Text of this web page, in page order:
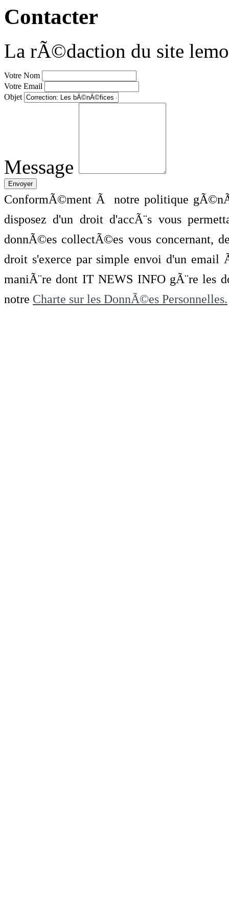
Contacter
La rÃ©daction du site
Votre Nom
Votre Email
Objet
Message
ConformÃ©ment Ã notre politique
disposez d'un droit d'accÃ¨s vous
donnÃ©es collectÃ©es vous concernant,
droit s'exerce par simple envoi d'un
maniÃ¨re dont IT NEWS INFO gÃ¨re les
notre Charte sur les DonnÃ©es Personnelles.